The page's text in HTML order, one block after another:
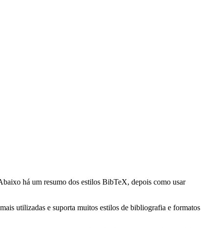
há um resumo dos estilos BibTeX, depois como usar
utilizadas e suporta muitos estilos de bibliografia e formatos